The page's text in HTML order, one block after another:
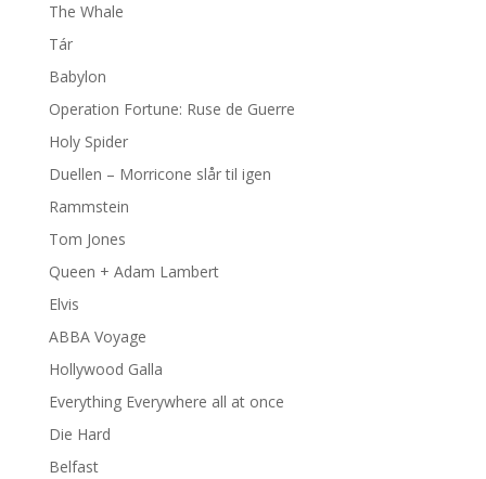
The Whale
Tár
Babylon
Operation Fortune: Ruse de Guerre
Holy Spider
Duellen – Morricone slår til igen
Rammstein
Tom Jones
Queen + Adam Lambert
Elvis
ABBA Voyage
Hollywood Galla
Everything Everywhere all at once
Die Hard
Belfast